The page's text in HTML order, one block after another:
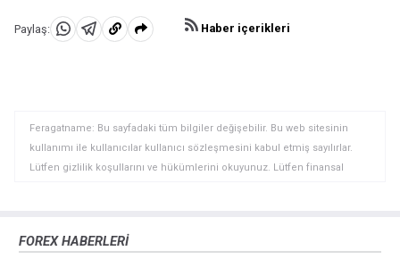
Paylaş:
WhatsApp'da
Telegram'da
Panoya
Haber içerikleri
Feragatname: Bu sayfadaki tüm bilgiler değişebilir. Bu web sitesinin
kullanımı ile kullanıcılar kullanıcı sözleşmesini kabul etmiş sayılırlar.
Lütfen gizlilik koşullarını ve hükümlerini okuyunuz. Lütfen finansal
bir alan olmayabilir. Diğer finansal araçlar içinden döviz ticaretini tercih
FOREX HABERLERİ